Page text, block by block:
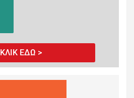
ΚΛΙΚ ΕΔΩ >